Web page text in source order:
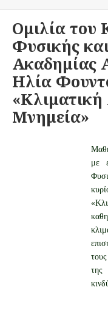
Ομιλία του
Φυσικής
Ακαδημίας
Ηλία
Μνημεία»
με
της